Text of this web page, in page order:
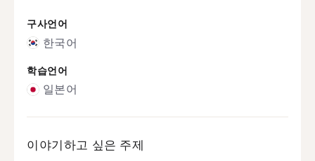
구사언어
한국어
학습언어
일본어
이야기하고 싶은 주제